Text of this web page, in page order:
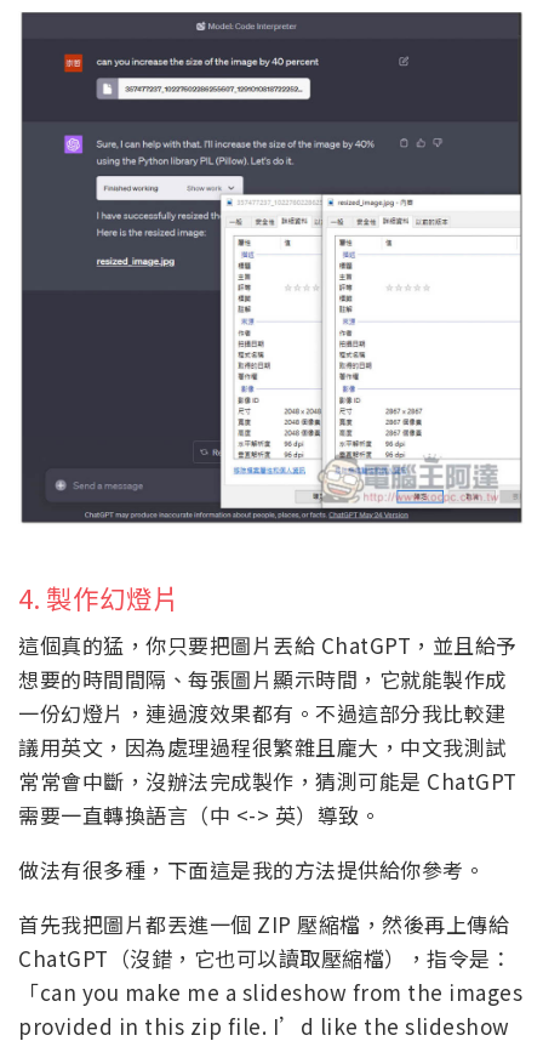
4. 製作幻燈片
這個真的猛，你只要把圖片丟給 ChatGPT，並且給予
想要的時間間隔、每張圖片顯示時間，它就能製作成
一份幻燈片，連過渡效果都有。不過這部分我比較建
議用英文，因為處理過程很繁雜且龐大，中文我測試
常常會中斷，沒辦法完成製作，猜測可能是 ChatGPT
需要一直轉換語言（中 <-> 英）導致。
做法有很多種，下面這是我的方法提供給你參考。
首先我把圖片都丟進一個 ZIP 壓縮檔，然後再上傳給
ChatGPT（沒錯，它也可以讀取壓縮檔），指令是：
「can you make me a slideshow from the images
provided in this zip file. I’d like the slideshow